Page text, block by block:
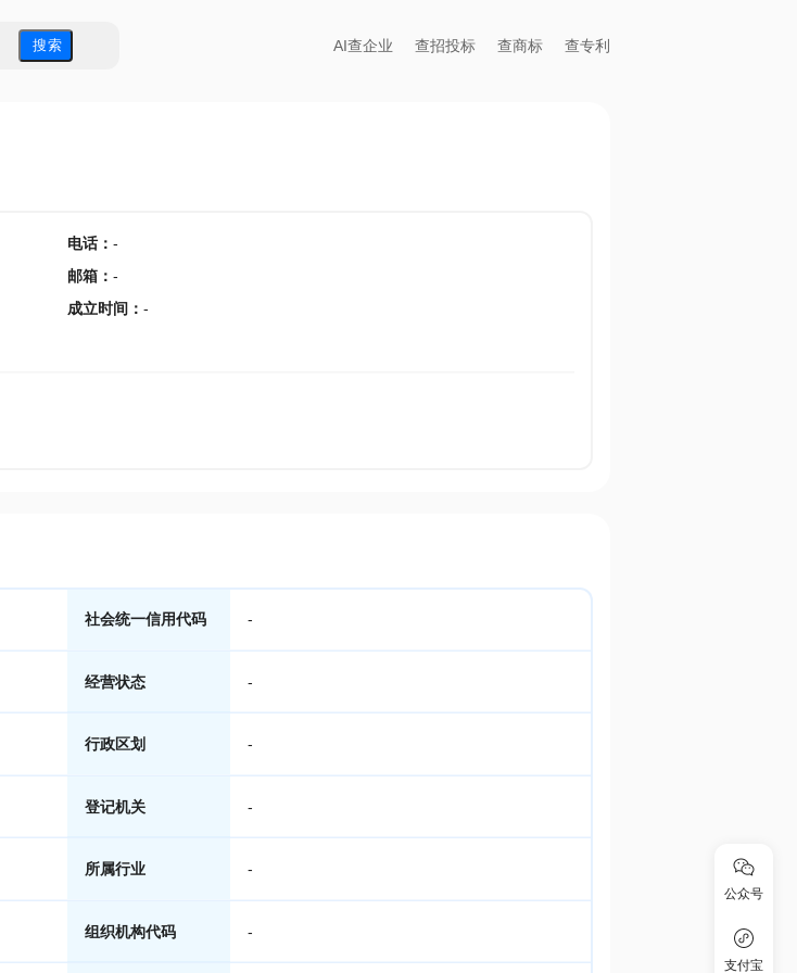
搜 索 AI查企业 查招投标 查商标 查专利
电话： -
邮箱 ： -
成立时间 ： -
社会统一信用代码 -
经营状态 -
行政区划 -
登记机关 -
所属行业 -
组织机构代码 -
公众号
支付宝